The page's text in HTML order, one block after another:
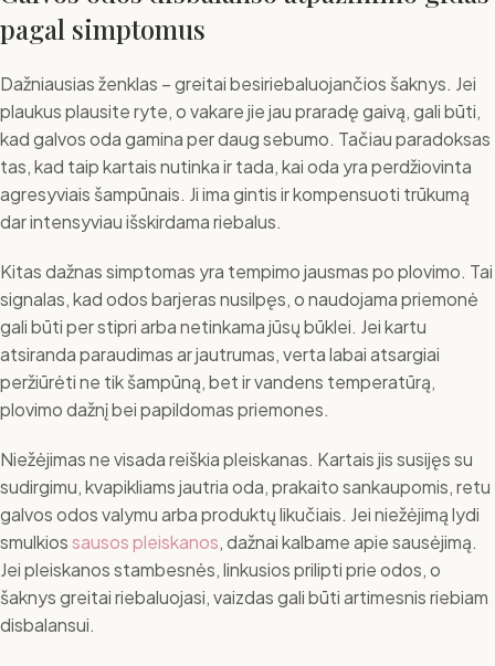
pagal simptomus
Dažniausias ženklas – greitai besiriebaluojančios šaknys. Jei
plaukus plausite ryte, o vakare jie jau praradę gaivą, gali būti,
kad galvos oda gamina per daug sebumo. Tačiau paradoksas
tas, kad taip kartais nutinka ir tada, kai oda yra perdžiovinta
agresyviais šampūnais. Ji ima gintis ir kompensuoti trūkumą
dar intensyviau išskirdama riebalus.
Kitas dažnas simptomas yra tempimo jausmas po plovimo. Tai
signalas, kad odos barjeras nusilpęs, o naudojama priemonė
gali būti per stipri arba netinkama jūsų būklei. Jei kartu
atsiranda paraudimas ar jautrumas, verta labai atsargiai
peržiūrėti ne tik šampūną, bet ir vandens temperatūrą,
plovimo dažnį bei papildomas priemones.
Niežėjimas ne visada reiškia pleiskanas. Kartais jis susijęs su
sudirgimu, kvapikliams jautria oda, prakaito sankaupomis, retu
galvos odos valymu arba produktų likučiais. Jei niežėjimą lydi
smulkiossausos pleiskanos, dažnai kalbame apie sausėjimą.
Jei pleiskanos stambesnės, linkusios prilipti prie odos, o
šaknys greitai riebaluojasi, vaizdas gali būti artimesnis riebiam
disbalansui.